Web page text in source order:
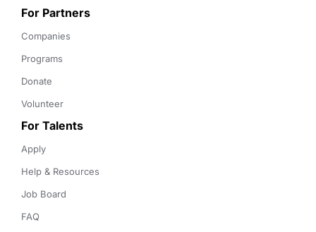
For Partners
Companies
Programs
Donate
Volunteer
For Talents
Apply
Help & Resources
Job Board
FAQ